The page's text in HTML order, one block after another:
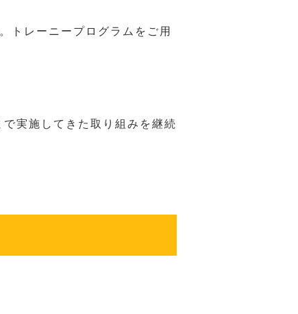
トレーニープログラムをご用
実施してきた取り組みを継続